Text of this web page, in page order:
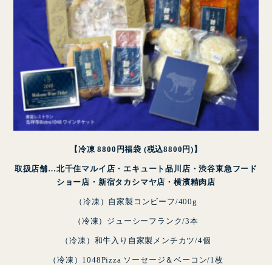
CLOSE
【冷凍 8800円福袋 (税込8800円)】
取扱店舗…北千住マルイ店・エキュート品川店・渋谷東急フード
ショー店・新宿タカシマヤ店・横濱精肉店
（冷凍）自家製コンビーフ/400g
（冷凍）ジューシーフランク/3本
（冷凍）和牛入り自家製メンチカツ/4個
（冷凍）1048Pizza ソーセージ＆ベーコン/1枚